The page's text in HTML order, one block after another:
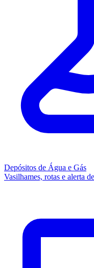
Depósitos de Água e Gás
Vasilhames, rotas e alerta